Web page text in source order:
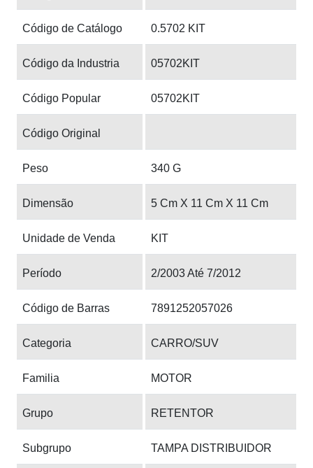
Código de Catálogo 0.5702 KIT
Código da Industria 05702KIT
Código Popular 05702KIT
Código Original
Peso 340 G
Dimensão 5 Cm X 11 Cm X 11 Cm
Unidade de Venda KIT
Período 2/2003 Até 7/2012
Código de Barras 7891252057026
Categoria CARRO/SUV
Familia MOTOR
Grupo RETENTOR
Subgrupo TAMPA DISTRIBUIDOR